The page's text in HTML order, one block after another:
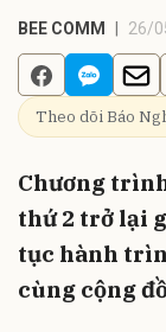
BEE COMM 26/
Theo dõi Báo
Chương
thứ 2 trở lại
tục hành
cùng cộng